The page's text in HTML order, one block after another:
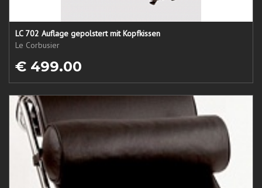
LC 702 Auflage gepolstert mit Kopfkissen
Le Corbusier
€ 499.00